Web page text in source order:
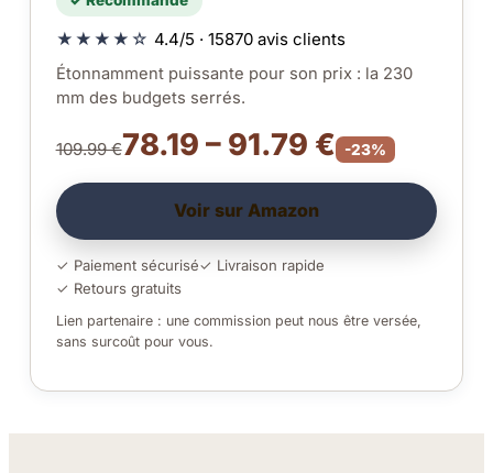
★★★★☆ 4.4/5 · 15870 avis clients
Étonnamment puissante pour son prix : la 230
mm des budgets serrés.
109.99 €78.19 – 91.79 € -23%
Voir sur Amazon
✓ Paiement sécurisé✓ Livraison rapide
✓ Retours gratuits
Lien partenaire : une commission peut nous être versée,
sans surcoût pour vous.